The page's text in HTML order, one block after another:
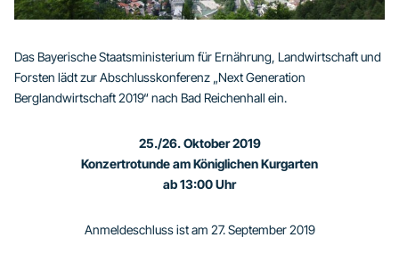
Das Bayerische Staatsministerium für Ernährung, Landwirtschaft und
Forsten lädt zur Abschlusskonferenz „Next Generation
Berglandwirtschaft 2019“ nach Bad Reichenhall ein.
25./26. Oktober 2019
Konzertrotunde am Königlichen Kurgarten
ab 13:00 Uhr
Anmeldeschluss ist am 27. September 2019